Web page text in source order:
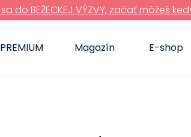
do BEŽECKEJ VÝZVY, začať môžeš
PREMIUM Magazín E-shop